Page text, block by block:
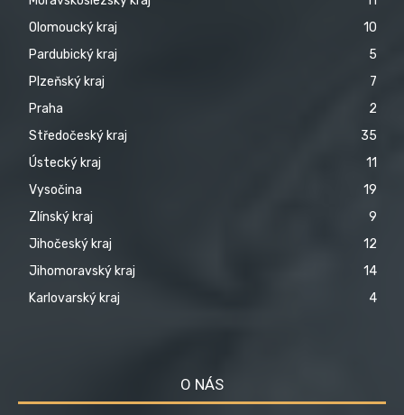
Olomoucký kraj
10
Pardubický kraj
5
Plzeňský kraj
7
Praha
2
Středočeský kraj
35
Ústecký kraj
11
Vysočina
19
Zlínský kraj
9
Jihočeský kraj
12
Jihomoravský kraj
14
Karlovarský kraj
4
O NÁS